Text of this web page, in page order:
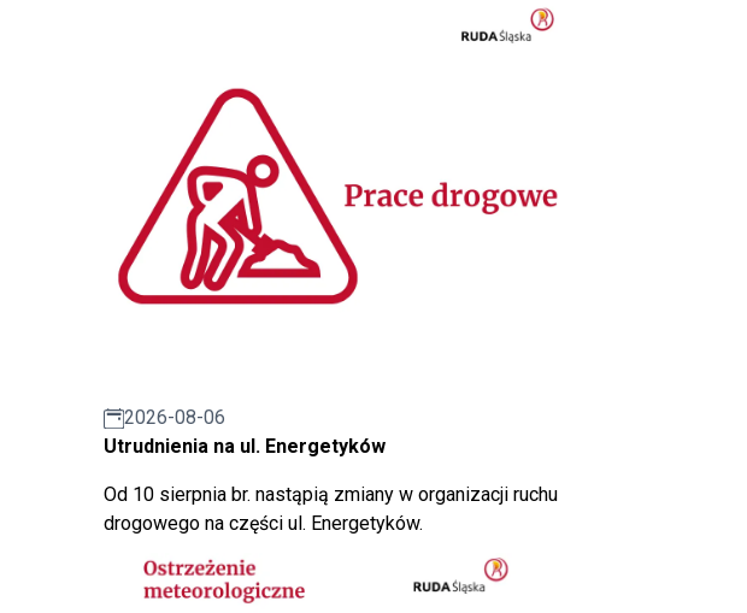
2026-08-06
Utrudnienia na ul. Energetyków
Od 10 sierpnia br. nastąpią zmiany w organizacji ruchu
drogowego na części ul. Energetyków.